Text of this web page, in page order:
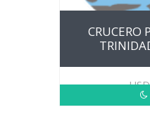
CRUCERO
USD